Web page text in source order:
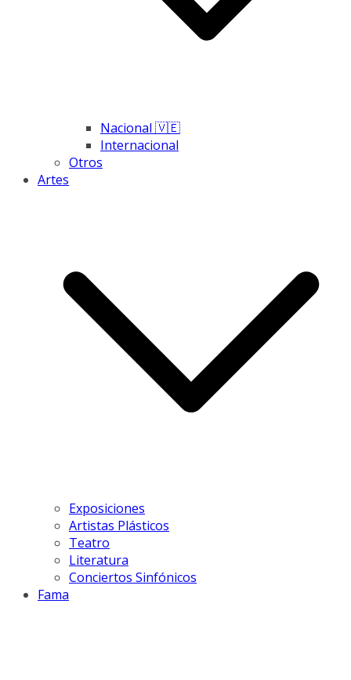
Nacional 🇻🇪
Internacional
Otros
Artes
Exposiciones
Artistas Plásticos
Teatro
Literatura
Conciertos Sinfónicos
Fama